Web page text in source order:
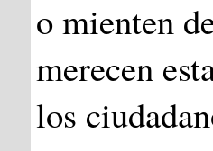
o mienten
merecen
los